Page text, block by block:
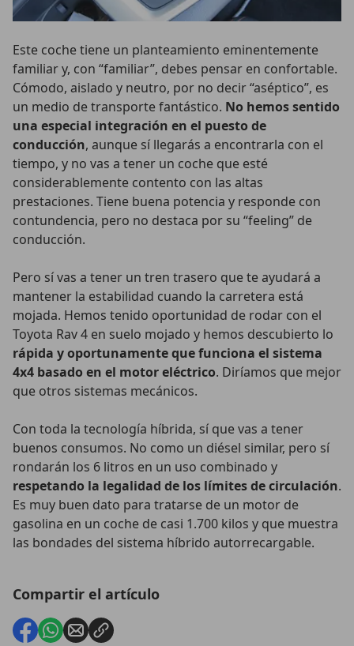
Este coche tiene un planteamiento eminentemente
familiar y, con “familiar”, debes pensar en confortable.
Cómodo, aislado y neutro, por no decir “aséptico”, es
un medio de transporte fantástico. No hemos sentido
una especial integración en el puesto de
conducción, aunque sí llegarás a encontrarla con el
tiempo, y no vas a tener un coche que esté
considerablemente contento con las altas
prestaciones. Tiene buena potencia y responde con
contundencia, pero no destaca por su “feeling” de
conducción.
Pero sí vas a tener un tren trasero que te ayudará a
mantener la estabilidad cuando la carretera está
mojada. Hemos tenido oportunidad de rodar con el
Toyota Rav 4 en suelo mojado y hemos descubierto lo
rápida y oportunamente que funciona el sistema
4x4 basado en el motor eléctrico. Diríamos que mejor
que otros sistemas mecánicos.
Con toda la tecnología híbrida, sí que vas a tener
buenos consumos. No como un diésel similar, pero sí
rondarán los 6 litros en un uso combinado y
respetando la legalidad de los límites de circulación.
Es muy buen dato para tratarse de un motor de
gasolina en un coche de casi 1.700 kilos y que muestra
las bondades del sistema híbrido autorrecargable.
Compartir el artículo